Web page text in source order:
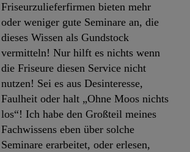
Friseurzulieferfirmen bieten mehr
oder weniger gute Seminare an, die
dieses Wissen als Gundstock
vermitteln! Nur hilft es nichts wenn
die Friseure diesen Service nicht
nutzen! Sei es aus Desinteresse,
Faulheit oder halt „Ohne Moos nichts
los“! Ich habe den Großteil meines
Fachwissens eben über solche
Seminare erarbeitet, oder erlesen,